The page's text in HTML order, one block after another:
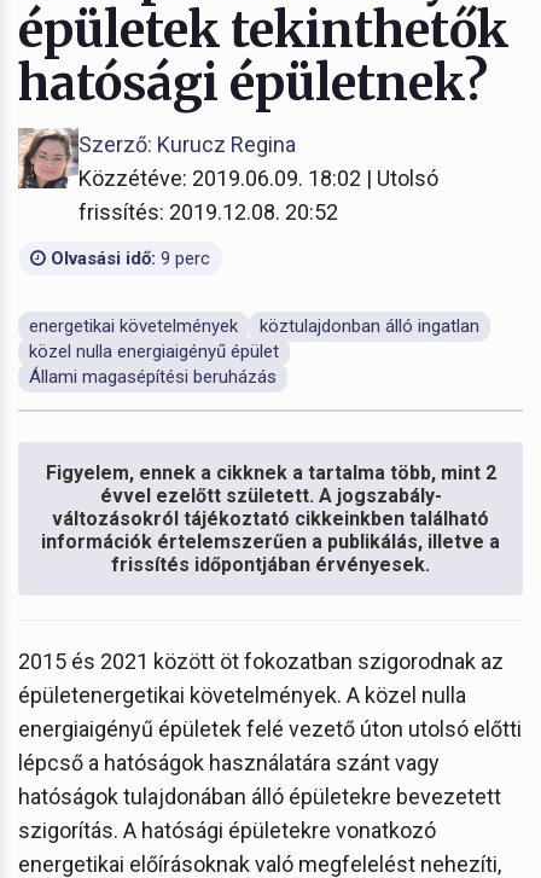
épületek tekinthetők
hatósági épületnek?
Szerző: Kurucz Regina
Közzétéve: 2019.06.09. 18:02 | Utolsó
frissítés: 2019.12.08. 20:52
Olvasási idő: 9 perc
energetikai követelmények
köztulajdonban álló ingatlan
közel nulla energiaigényű épület
Állami magasépítési beruházás
Figyelem, ennek a cikknek a tartalma több, mint 2
évvel ezelőtt született. A jogszabály-
változásokról tájékoztató cikkeinkben található
információk értelemszerűen a publikálás, illetve a
frissítés időpontjában érvényesek.
2015 és 2021 között öt fokozatban szigorodnak az
épületenergetikai követelmények. A közel nulla
energiaigényű épületek felé vezető úton utolsó előtti
lépcső a hatóságok használatára szánt vagy
hatóságok tulajdonában álló épületekre bevezetett
szigorítás. A hatósági épületekre vonatkozó
energetikai előírásoknak való megfelelést nehezíti,